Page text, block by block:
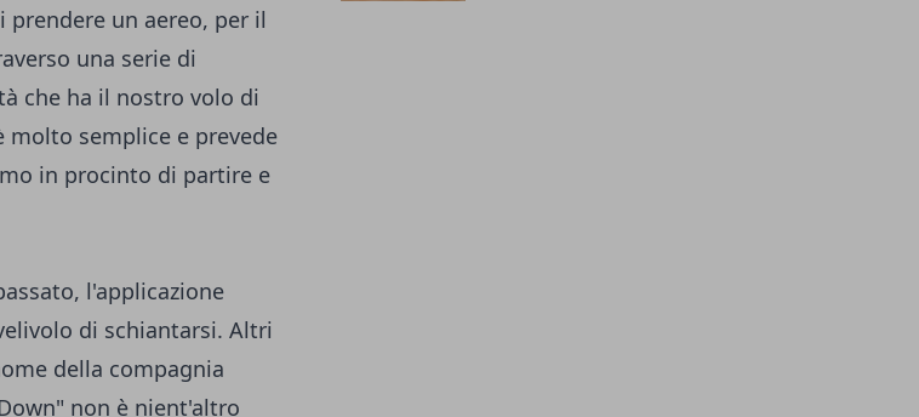
un aereo, per il
una serie di
che ha il nostro volo di
semplice e prevede
in procinto di partire e
l'applicazione
di schiantarsi. Altri
della compagnia
non è nient'altro